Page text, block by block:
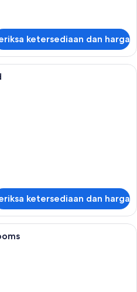
ketersediaan dan harga
Studio Premier, 1 Double Bed |
ketersediaan dan harga
3 Bedroom Superior, 3 Bedrooms |